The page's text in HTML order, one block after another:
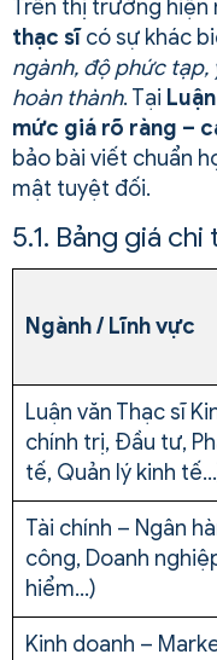
Trên thị trường hiện
thạc sĩcó sự khác
ngành, độ phức tạp,
hoàn thành. Tại
mức giá rõ ràng –
bảo bài viết chuẩn
mật tuyệt đối.
5.1. Bảng giá
Ngành / Lĩnh vực
Luận văn Thạc sĩ
chính trị, Đầu tư,
tế, Quản lý kinh
Tài chính – Ngân
công, Doanh
hiểm…)
Kinh doanh –